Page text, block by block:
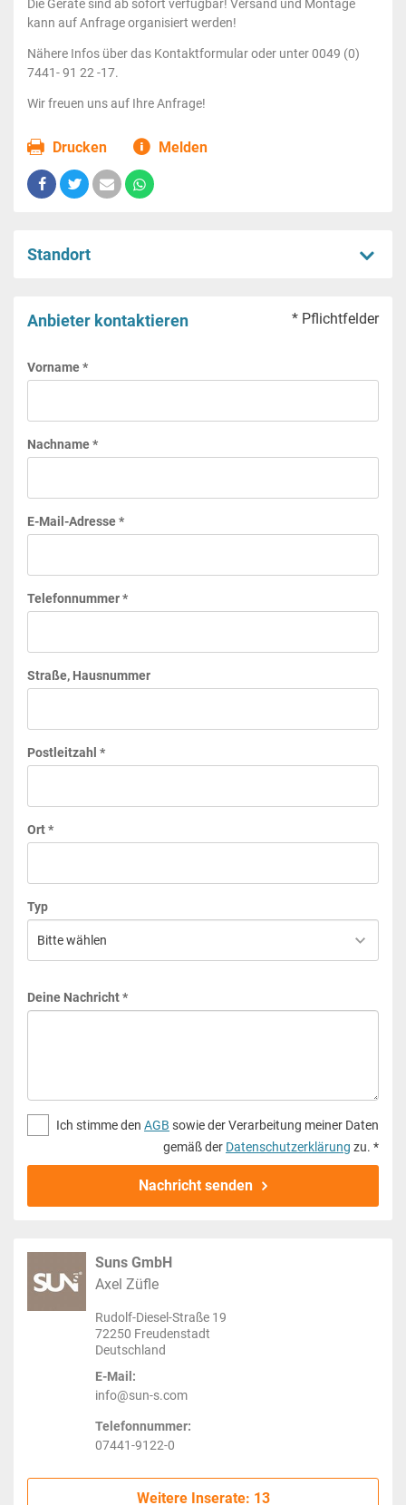
Die Geräte sind ab sofort verfügbar! Versand und Montage
kann auf Anfrage organisiert werden!
Nähere Infos über das Kontaktformular oder unter 0049 (0)
7441- 91 22 -17.
Wir freuen uns auf Ihre Anfrage!
Drucken Melden
Standort
Anbieter kontaktieren * Pflichtfelder
Vorname *
Nachname *
E-Mail-Adresse *
Telefonnummer *
Straße, Hausnummer
Postleitzahl *
Ort *
Typ
Deine Nachricht *
Ich stimme den AGB sowie der Verarbeitung meiner Daten
gemäß der Datenschutzerklärung zu. *
Nachricht senden
Suns GmbH
Axel Züfle
Rudolf-Diesel-Straße 19
72250 Freudenstadt
Deutschland
E-Mail:
info@sun-s.com
Telefonnummer:
07441-9122-0
Weitere Inserate: 13